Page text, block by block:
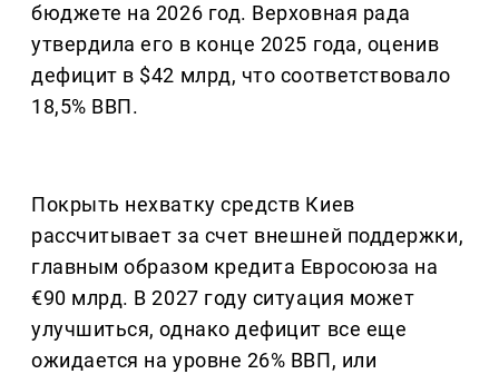
бюджете на 2026 год. Верховная рада
утвердила его в конце 2025 года, оценив
дефицит в $42 млрд, что соответствовало
18,5% ВВП.
Покрыть нехватку средств Киев
рассчитывает за счет внешней поддержки,
главным образом кредита Евросоюза на
€90 млрд. В 2027 году ситуация может
улучшиться, однако дефицит все еще
ожидается на уровне 26% ВВП, или